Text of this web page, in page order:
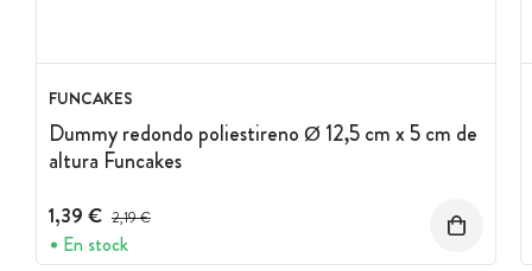
FUNCAKES
Dummy redondo poliestireno Ø 12,5 cm x 5 cm de
altura Funcakes
1,39 € Precio antes del descuento
2,19 €
En stock